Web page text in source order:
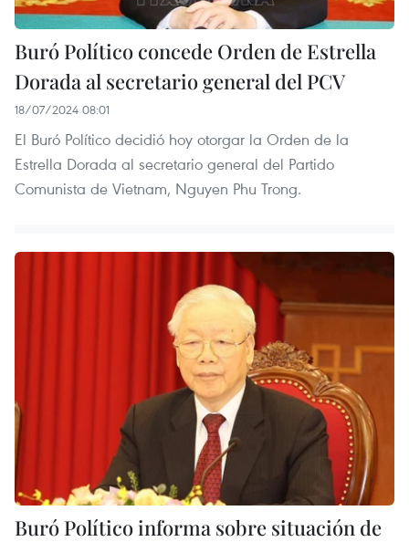
Buró Político concede Orden de Estrella
Dorada al secretario general del PCV
18/07/2024 08:01
El Buró Político decidió hoy otorgar la Orden de la
Estrella Dorada al secretario general del Partido
Comunista de Vietnam, Nguyen Phu Trong.
Buró Político informa sobre situación de